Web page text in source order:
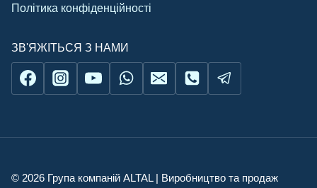
Політика конфіденційності
ЗВ'ЯЖІТЬСЯ З НАМИ
© 2026 Група компаній ALTAL | Виробництво та продаж